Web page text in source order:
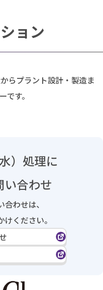
ョン
らプラント設計・製造ま
す。
）処理に
い合わせ
わせは、
ください。